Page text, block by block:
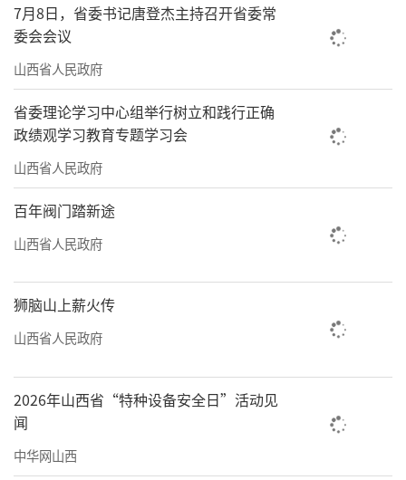
为守住招生公平底线，我省同步建强省级
志愿填报专家指导队伍，规范专家选聘、宣讲
管理机制，要求专家团队坚持成才价值引领，
引导考生立足自身兴趣特长、对接国家发展需
求理性填报，坚决摒弃功利化择校倾向。各级
教育行政、招考机构、中学将层层传导落实服
务责任，常态化开展政策宣讲进校园、公益公
开课等活动，全程规范信息发布与咨询服务行
误导。
7月8日，省委书记唐登杰主持召开省委常
委会会议
山西省人民政府
省委理论学习中心组举行树立和践行正确
政绩观学习教育专题学习会
山西省人民政府
百年阀门踏新途
山西省人民政府
狮脑山上薪火传
山西省人民政府
2026年山西省“特种设备安全日”活动见
闻
中华网山西